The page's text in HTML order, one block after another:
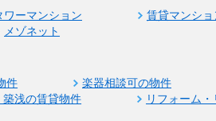
ワーマンション 賃貸マンショ
メゾネット
件 楽器相談可の物件
築浅の賃貸物件 リフォーム